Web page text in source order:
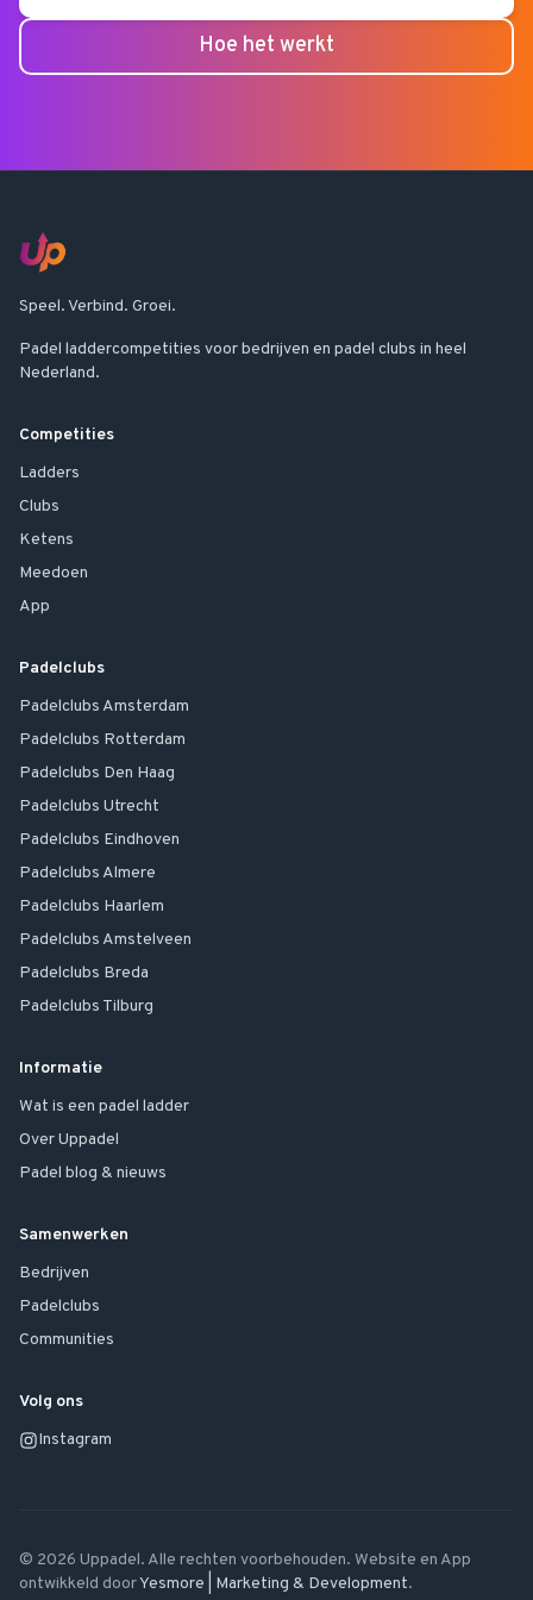
Hoe het werkt
Speel. Verbind. Groei.
Padel laddercompetities voor bedrijven en padel clubs in heel
Nederland.
Competities
Ladders
Clubs
Ketens
Meedoen
App
Padelclubs
Padelclubs Amsterdam
Padelclubs Rotterdam
Padelclubs Den Haag
Padelclubs Utrecht
Padelclubs Eindhoven
Padelclubs Almere
Padelclubs Haarlem
Padelclubs Amstelveen
Padelclubs Breda
Padelclubs Tilburg
Informatie
Wat is een padel ladder
Over Uppadel
Padel blog & nieuws
Samenwerken
Bedrijven
Padelclubs
Communities
Volg ons
Instagram
© 2026 Uppadel. Alle rechten voorbehouden. Website en App
ontwikkeld doorYesmore | Marketing & Development.